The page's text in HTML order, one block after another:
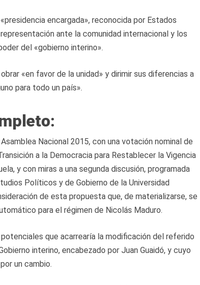
encargada», reconocida por Estados
ante la comunidad internacional y los
del «gobierno interino».
«en favor de la unidad» y dirimir sus diferencias a
para todo un país».
Nacional 2015, con una votación nominal de
a la Democracia para Restablecer la Vigencia
y con miras a una segunda discusión, programada
Políticos y de Gobierno de la Universidad
de esta propuesta que, de materializarse, se
para el régimen de Nicolás Maduro.
que acarrearía la modificación del referido
interino, encabezado por Juan Guaidó, y cuyo
un cambio.